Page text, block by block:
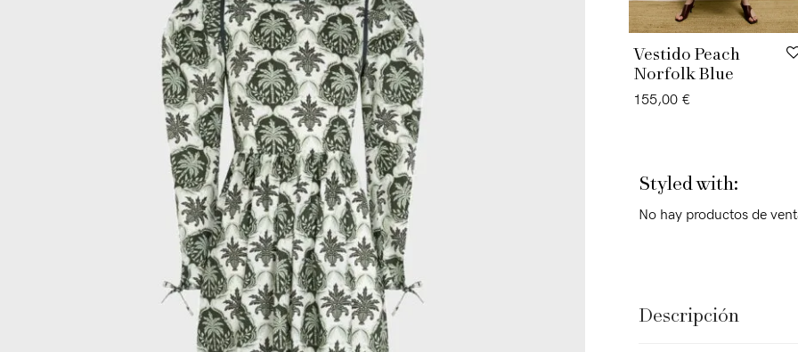
Vestido Peach
Norfolk Blue
155,00 €
Styled with:
No hay productos de
Descripción